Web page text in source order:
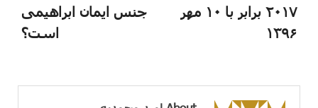
۲۰۱۷ برابر با ۱۰ مهر
۱۳۹۶
جنس ایمان ابراهیمی
است؟